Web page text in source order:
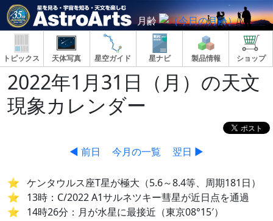
月齢
トピックス 天体写真 星空ガイド 星ナビ 製品情報 ショップ
2022年1月31日（月）の天文
現象カレンダー
◀ 前日 今月の一覧 翌日 ▶
ケンタウルス座T星が極大（5.6～8.4等、周期181日）
13時：C/2022 A1サルネツキー彗星が近日点を通過
14時26分：月が水星に最接近（東京08°15′）